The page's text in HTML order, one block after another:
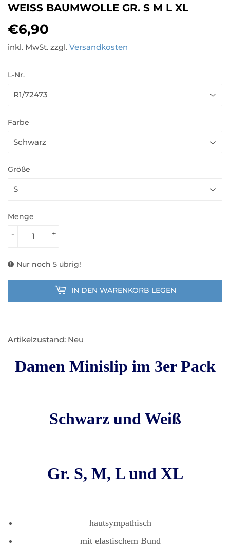
WEISS BAUMWOLLE GR. S M L XL
€6,90
inkl. MwSt. zzgl. Versandkosten
L-Nr.
Farbe
Größe
Menge
+
-
Nur noch 5 übrig!
IN DEN WARENKORB LEGEN
Artikelzustand: Neu
Damen Minislip im 3er Pack
Schwarz und Weiß
Gr. S, M, L und XL
hautsympathisch
mit elastischem Bund